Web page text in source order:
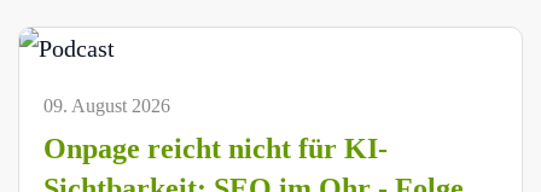
09. August 2026
Onpage reicht nicht für KI-